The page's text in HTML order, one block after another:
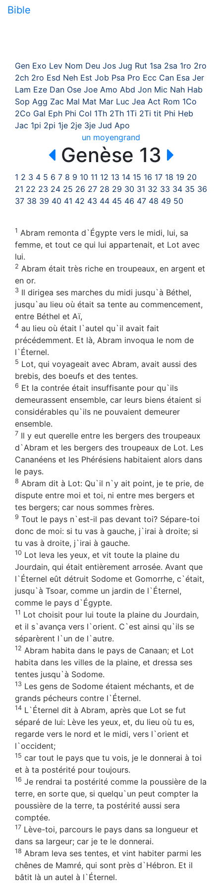
Bible
Gen Exo Lev Nom Deu Jos Jug Rut 1sa 2sa 1ro 2ro
2ch 2ro Esd Neh Est Job Psa Pro Ecc Can Esa Jer
Lam Eze Dan Ose Joe Amo Abd Jon Mic Nah Hab
Sop Agg Zac Mal Mat Mar Luc Jea Act Rom 1Co
2Co Gal Eph Phi Col 1Th 2Th 1Ti 2Ti tit Phi Heb
Jac 1pi 2pi 1je 2je 3je Jud Apo
un moyengrand
Genèse 13
1 2 3 4 5 6 7 8 9 10 11 12 13 14 15 16 17 18 19 20
21 22 23 24 25 26 27 28 29 30 31 32 33 34 35 36
37 38 39 40 41 42 43 44 45 46 47 48 49 50
1 Abram remonta d`Égypte vers le midi, lui, sa
femme, et tout ce qui lui appartenait, et Lot avec
lui.
2 Abram était très riche en troupeaux, en argent et
en or.
3 Il dirigea ses marches du midi jusqu`à Béthel,
jusqu`au lieu où était sa tente au commencement,
entre Béthel et Aï,
4 au lieu où était l`autel qu`il avait fait
précédemment. Et là, Abram invoqua le nom de
l`Éternel.
5 Lot, qui voyageait avec Abram, avait aussi des
brebis, des boeufs et des tentes.
6 Et la contrée était insuffisante pour qu`ils
demeurassent ensemble, car leurs biens étaient si
considérables qu`ils ne pouvaient demeurer
ensemble.
7 Il y eut querelle entre les bergers des troupeaux
d`Abram et les bergers des troupeaux de Lot. Les
Cananéens et les Phérésiens habitaient alors dans
le pays.
8 Abram dit à Lot: Qu`il n`y ait point, je te prie, de
dispute entre moi et toi, ni entre mes bergers et
tes bergers; car nous sommes frères.
9 Tout le pays n`est-il pas devant toi? Sépare-toi
donc de moi: si tu vas à gauche, j`irai à droite; si
tu vas à droite, j`irai à gauche.
10 Lot leva les yeux, et vit toute la plaine du
Jourdain, qui était entièrement arrosée. Avant que
l`Éternel eût détruit Sodome et Gomorrhe, c`était,
jusqu`à Tsoar, comme un jardin de l`Éternel,
comme le pays d`Égypte.
11 Lot choisit pour lui toute la plaine du Jourdain,
et il s`avança vers l`orient. C`est ainsi qu`ils se
séparèrent l`un de l`autre.
12 Abram habita dans le pays de Canaan; et Lot
habita dans les villes de la plaine, et dressa ses
tentes jusqu`à Sodome.
13 Les gens de Sodome étaient méchants, et de
grands pécheurs contre l`Éternel.
14 L`Éternel dit à Abram, après que Lot se fut
séparé de lui: Lève les yeux, et, du lieu où tu es,
regarde vers le nord et le midi, vers l`orient et
l`occident;
15 car tout le pays que tu vois, je le donnerai à toi
et à ta postérité pour toujours.
16 Je rendrai ta postérité comme la poussière de la
terre, en sorte que, si quelqu`un peut compter la
poussière de la terre, ta postérité aussi sera
comptée.
17 Lève-toi, parcours le pays dans sa longueur et
dans sa largeur; car je te le donnerai.
18 Abram leva ses tentes, et vint habiter parmi les
chênes de Mamré, qui sont près d`Hébron. Et il
bâtit là un autel à l`Éternel.